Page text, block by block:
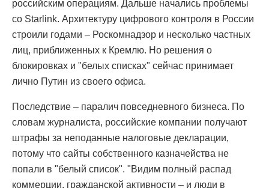
российским операциям. Дальше начались проблемы
со Starlink. Архитектуру цифрового контроля в России
строили годами – Роскомнадзор и несколько частных
лиц, приближенных к Кремлю. Но решения о
блокировках и "белых списках" сейчас принимает
лично Путин из своего офиса.
Последствие – паралич повседневного бизнеса. По
словам журналиста, российские компании получают
штрафы за неподанные налоговые декларации,
потому что сайты собственного казначейства не
попали в "белый список". "Видим полный распад
коммерции, гражданской активности – и люди в